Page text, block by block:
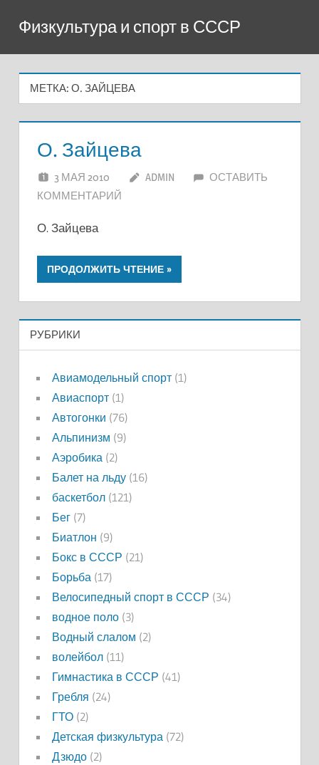
содержимому
Физкультура и спорт в СССР
МЕТКА: О. ЗАЙЦЕВА
О. Зайцева
3 МАЯ 2010 ADMIN
ОСТАВИТЬ
КОММЕНТАРИЙ
О. Зайцева
ПРОДОЛЖИТЬ ЧТЕНИЕ
РУБРИКИ
Авиамодельный спорт(1)
Авиаспорт(1)
Автогонки (76)
Альпинизм (9)
Аэробика(2)
Балет на льду(16)
баскетбол(121)
Бег(7)
Биатлон (9)
Бокс в СССР (21)
Борьба(17)
Велосипедный спорт в СССР (34)
водное поло(3)
Водный слалом (2)
волейбол(11)
Гимнастика в СССР (41)
Гребля (24)
ГТО(2)
Детская физкультура(72)
Дзюдо(2)